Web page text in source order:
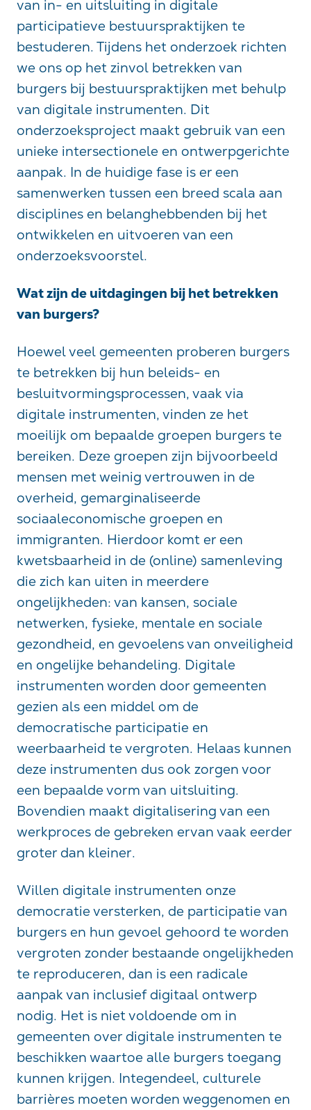
van in- en uitsluiting in digitale
participatieve bestuurspraktijken te
bestuderen. Tijdens het onderzoek richten
we ons op het zinvol betrekken van
burgers bij bestuurspraktijken met behulp
van digitale instrumenten. Dit
onderzoeksproject maakt gebruik van een
unieke intersectionele en ontwerpgerichte
aanpak. In de huidige fase is er een
samenwerken tussen een breed scala aan
disciplines en belanghebbenden bij het
ontwikkelen en uitvoeren van een
onderzoeksvoorstel.
Wat zijn de uitdagingen bij het betrekken
van burgers?
Hoewel veel gemeenten proberen burgers
te betrekken bij hun beleids- en
besluitvormingsprocessen, vaak via
digitale instrumenten, vinden ze het
moeilijk om bepaalde groepen burgers te
bereiken. Deze groepen zijn bijvoorbeeld
mensen met weinig vertrouwen in de
overheid, gemarginaliseerde
sociaaleconomische groepen en
immigranten. Hierdoor komt er een
kwetsbaarheid in de (online) samenleving
die zich kan uiten in meerdere
ongelijkheden: van kansen, sociale
netwerken, fysieke, mentale en sociale
gezondheid, en gevoelens van onveiligheid
en ongelijke behandeling. Digitale
instrumenten worden door gemeenten
gezien als een middel om de
democratische participatie en
weerbaarheid te vergroten. Helaas kunnen
deze instrumenten dus ook zorgen voor
een bepaalde vorm van uitsluiting.
Bovendien maakt digitalisering van een
werkproces de gebreken ervan vaak eerder
groter dan kleiner.
Willen digitale instrumenten onze
democratie versterken, de participatie van
burgers en hun gevoel gehoord te worden
vergroten zonder bestaande ongelijkheden
te reproduceren, dan is een radicale
aanpak van inclusief digitaal ontwerp
nodig. Het is niet voldoende om in
gemeenten over digitale instrumenten te
beschikken waartoe alle burgers toegang
kunnen krijgen. Integendeel, culturele
barrières moeten worden weggenomen en